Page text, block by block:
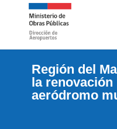
Región del
la
aeródromo